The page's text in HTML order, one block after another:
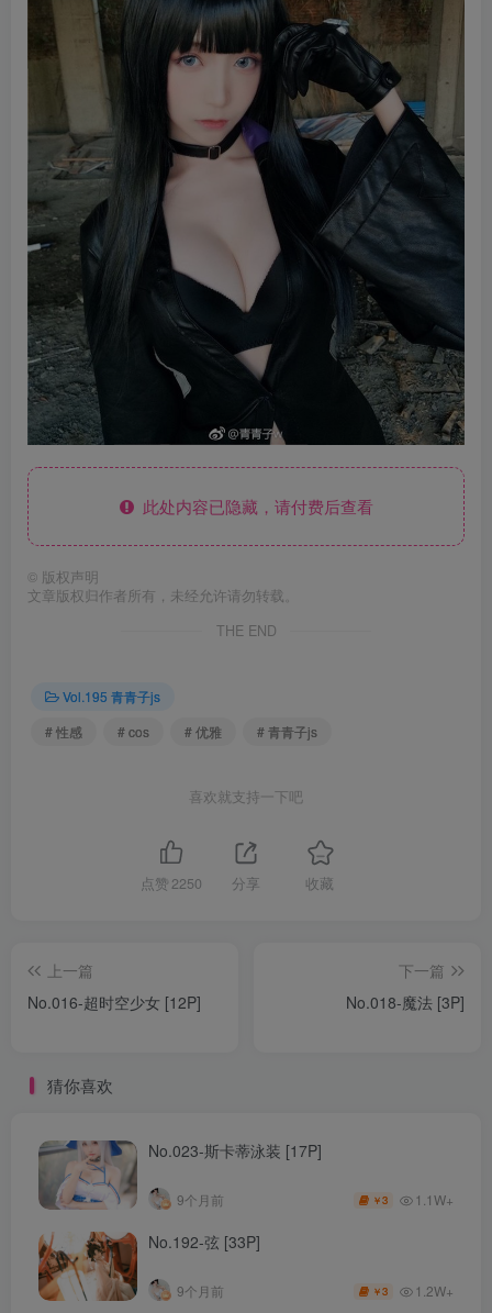
此处内容已隐藏，请付费后查看
© 版权声明
文章版权归作者所有，未经允许请勿转载。
THE END
Vol.195 青青子js
# 性感
# cos # 优雅 # 青青子js
喜欢就支持一下吧
点赞 2250 分享 收藏
上一篇
No.016-超时空少女 [12P]
下一篇
No.018-魔法 [3P]
猜你喜欢
No.023-斯卡蒂泳装 [17P]
9个月前 ￥3 1.1W+
No.192-弦 [33P]
9个月前 ￥3 1.2W+